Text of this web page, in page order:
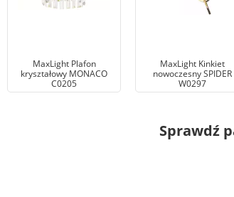
MaxLight Plafon
kryształowy MONACO
C0205
MaxLight Kinkiet
nowoczesny SPIDER
W0297
Sprawdź